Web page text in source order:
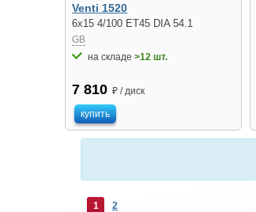
Venti 1520
6x15 4/100 ET45 DIA 54.1
GB
на складе >12 шт.
7 810 ₽ / диск
купить
1 2